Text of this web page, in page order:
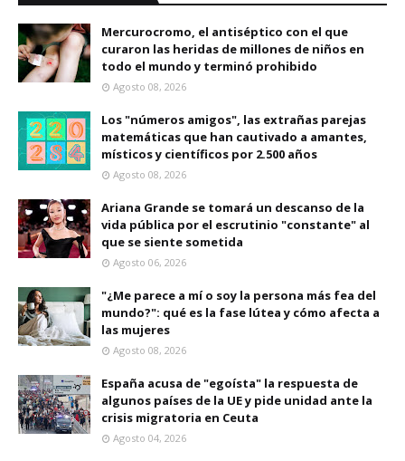
Mercurocromo, el antiséptico con el que
curaron las heridas de millones de niños en
todo el mundo y terminó prohibido
Agosto 08, 2026
Los "números amigos", las extrañas parejas
matemáticas que han cautivado a amantes,
místicos y científicos por 2.500 años
Agosto 08, 2026
Ariana Grande se tomará un descanso de la
vida pública por el escrutinio "constante" al
que se siente sometida
Agosto 06, 2026
"¿Me parece a mí o soy la persona más fea del
mundo?": qué es la fase lútea y cómo afecta a
las mujeres
Agosto 08, 2026
España acusa de "egoísta" la respuesta de
algunos países de la UE y pide unidad ante la
crisis migratoria en Ceuta
Agosto 04, 2026